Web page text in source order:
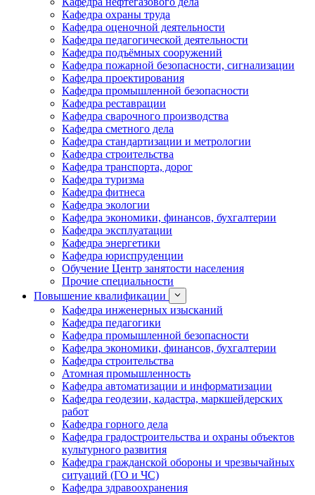
Кафедра охраны труда
Кафедра оценочной деятельности
Кафедра педагогической деятельности
Кафедра подъёмных сооружений
Кафедра пожарной безопасности, сигнализации
Кафедра проектирования
Кафедра промышленной безопасности
Кафедра реставрации
Кафедра сварочного производства
Кафедра сметного дела
Кафедра стандартизации и метрологии
Кафедра строительства
Кафедра транспорта, дорог
Кафедра туризма
Кафедра фитнеса
Кафедра экологии
Кафедра экономики, финансов, бухгалтерии
Кафедра эксплуатации
Кафедра энергетики
Кафедра юриспруденции
Обучение Центр занятости населения
Прочие специальности
Повышение квалификации
Кафедра инженерных изысканий
Кафедра педагогики
Кафедра промышленной безопасности
Кафедра экономики, финансов, бухгалтерии
Кафедра строительства
Атомная промышленность
Кафедра автоматизации и информатизации
Кафедра геодезии, кадастра, маркшейдерских
работ
Кафедра горного дела
Кафедра градостроительства и охраны объектов
культурного развития
Кафедра гражданской обороны и чрезвычайных
ситуаций (ГО и ЧС)
Кафедра здравоохранения